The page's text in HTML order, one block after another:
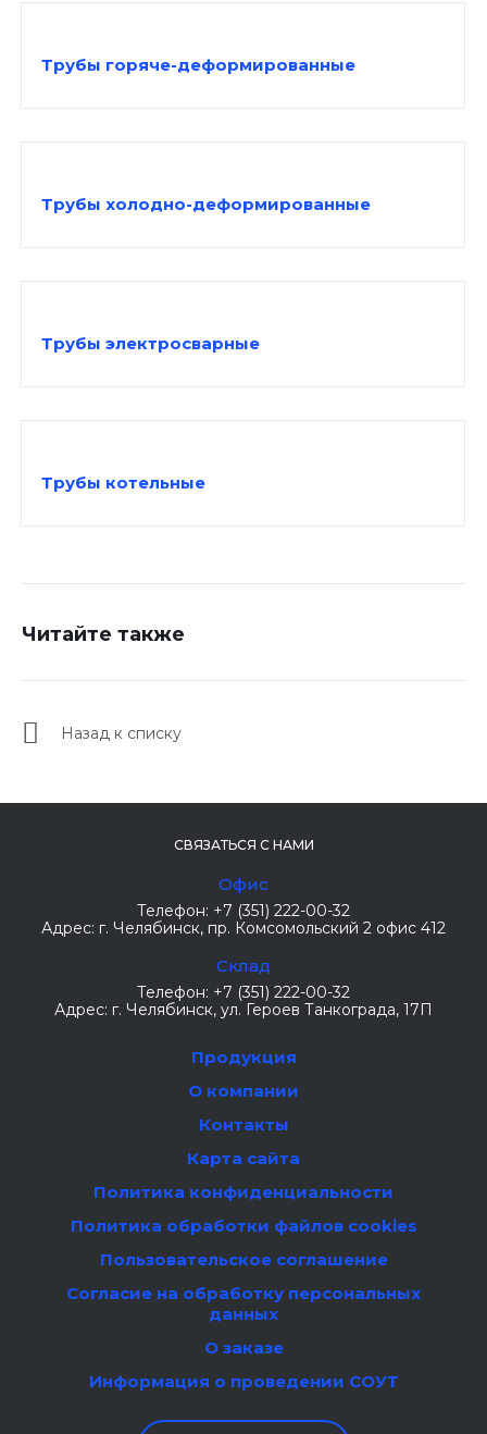
Трубы горяче-деформированные
Трубы холодно-деформированные
Трубы электросварные
Трубы котельные
Читайте также
Назад к списку
СВЯЗАТЬСЯ С НАМИ
Офис
Телефон: +7 (351) 222-00-32
Адрес: г. Челябинск, пр. Комсомольский 2 офис 412
Склад
Телефон: +7 (351) 222-00-32
Адрес: г. Челябинск, ул. Героев Танкограда, 17П
Продукция
О компании
Контакты
Карта сайта
Политика конфиденциальности
Политика обработки файлов cookies
Пользовательское соглашение
Согласие на обработку персональных
данных
О заказе
Информация о проведении СОУТ